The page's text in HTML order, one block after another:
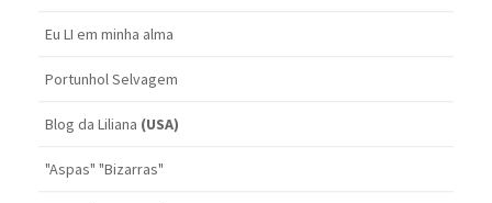
Eu LI em minha alma
Portunhol Selvagem
Blog da Liliana (USA)
"Aspas" "Bizarras"